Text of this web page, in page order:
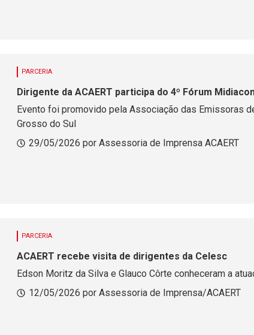
PARCERIA
Dirigente da ACAERT participa do 4º Fórum
Evento foi promovido pela Associação das Emissoras
Grosso do Sul
29/05/2026 por Assessoria de Imprensa ACAERT
PARCERIA
ACAERT recebe visita de dirigentes da Celesc
Edson Moritz da Silva e Glauco Côrte conheceram a
12/05/2026 por Assessoria de Imprensa/ACAERT